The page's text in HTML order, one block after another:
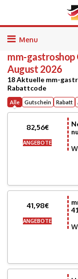
Skip
content
mm-gastroshop
August 2026
18 Aktuelle mm-
Rabattcode
Alle Gutschein Rabatt
82,56€
ANGEBOTE
41,98€
ANGEBOTE